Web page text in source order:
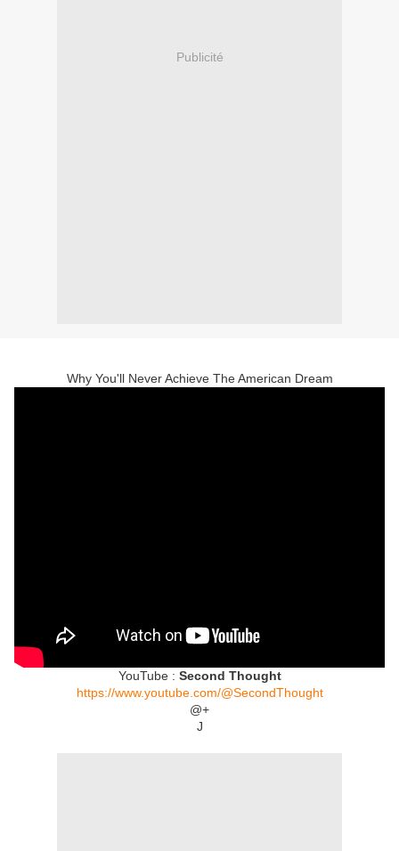
Publicité
Why You'll Never Achieve The American Dream
YouTube : Second Thought
https://www.youtube.com/@SecondThought
@+
J